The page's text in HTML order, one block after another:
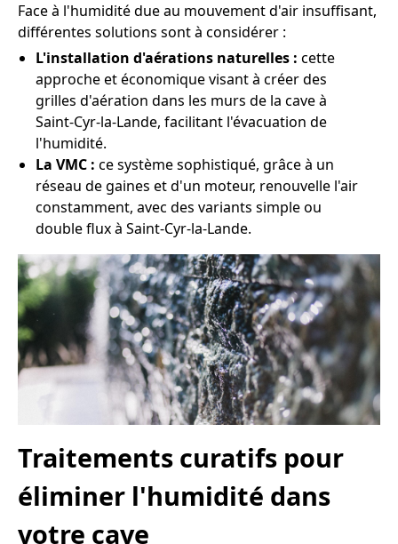
Face à l'humidité due au mouvement d'air insuffisant,
différentes solutions sont à considérer :
L'installation d'aérations naturelles : cette
approche et économique visant à créer des
grilles d'aération dans les murs de la cave à
Saint-Cyr-la-Lande, facilitant l'évacuation de
l'humidité.
La VMC : ce système sophistiqué, grâce à un
réseau de gaines et d'un moteur, renouvelle l'air
constamment, avec des variants simple ou
double flux à Saint-Cyr-la-Lande.
Traitements curatifs pour
éliminer l'humidité dans
votre cave